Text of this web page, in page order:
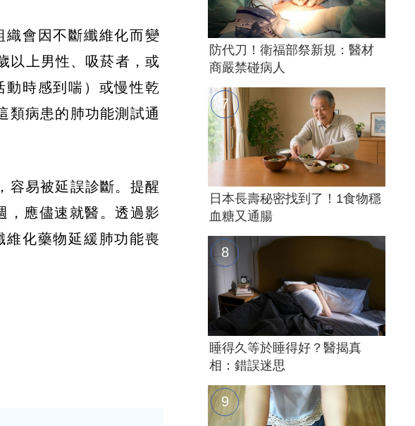
會因不斷纖維化而變
以上男性、吸菸者，或
時感到喘）或慢性乾
類病患的肺功能測試通
容易被延誤診斷。提醒
，應儘速就醫。透過影
化藥物延緩肺功能喪
防代刀！衛福部祭新規：醫材
商嚴禁碰病人
日本長壽秘密找到了！1食物穩
血糖又通腸
睡得久等於睡得好？醫揭真
相：錯誤迷思